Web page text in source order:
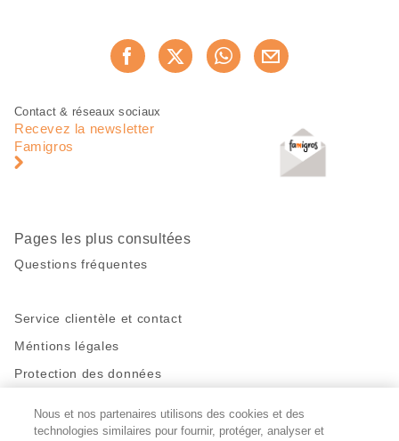
Recommander maintenant
Pied
page
Navigation
pied
Contact & réseaux sociaux
Recevez la newsletter
Famigros
Pages les plus consultées
Questions fréquentes
Service clientèle et contact
Méntions légales
Protection des données
Restez en contact!
Nous et nos partenaires utilisons des cookies et des
technologies similaires pour fournir, protéger, analyser et